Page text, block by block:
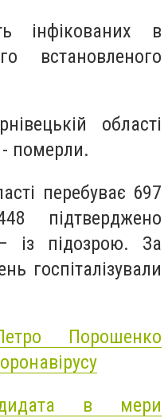
інфікованих в
встановленого
області
- померли.
перебуває 697
підтверджено
із підозрою. За
госпіталізували
Порошенко
в мери